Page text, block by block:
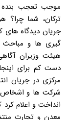
موجب تعجب بنده
ترکان، شما چرا؟
جریان دیدگاه های
گیری ها و
هیئت وزیران
دست کم برای
مرکزی در جریان
شرکت ها و اشخاص
انداخت و اعلام
معدن و تجارت